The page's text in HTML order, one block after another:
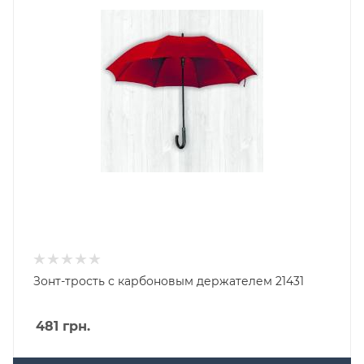
Зонт-трость с карбоновым держателем 21431
481 грн.